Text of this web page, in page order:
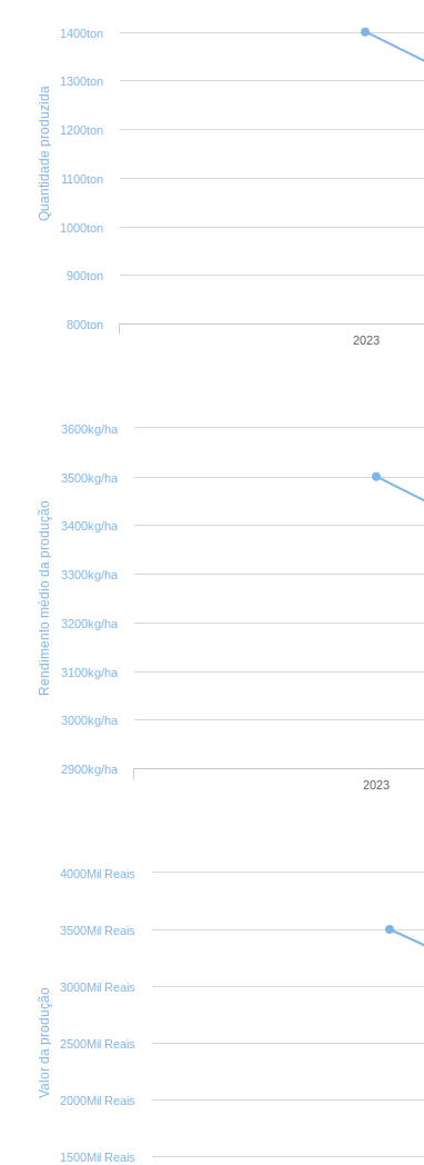
Quantidade produzida
2023
800ton
900ton
1000ton
1100ton
1200ton
1300ton
1400ton
Rendimento médio da produção
2023
2900kg/ha
3000kg/ha
3100kg/ha
3200kg/ha
3300kg/ha
3400kg/ha
3500kg/ha
3600kg/ha
Valor da produção
1500Mil Reais
2000Mil Reais
2500Mil Reais
3000Mil Reais
3500Mil Reais
4000Mil Reais